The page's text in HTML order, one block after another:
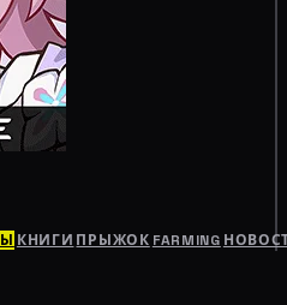
КНИГИ ПРЫЖОК FARMING